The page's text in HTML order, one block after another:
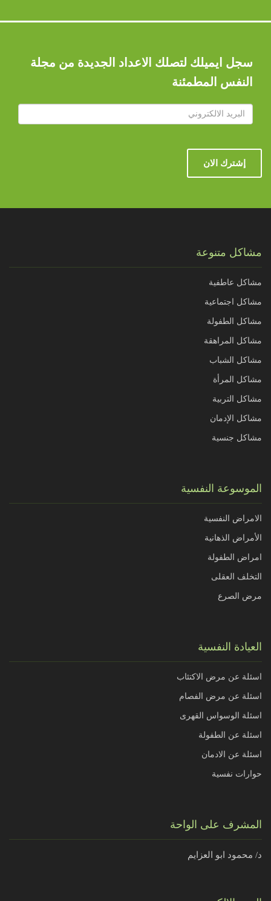
سجل ايميلك لتصلك الاعداد الجديدة من مجلة
النفس المطمئنة
إشترك الان
مشاكل متنوعة
مشاكل عاطفية
مشاكل اجتماعية
مشاكل الطفولة
مشاكل المراهقة
مشاكل الشباب
مشاكل المرأة
مشاكل التربية
مشاكل الإدمان
مشاكل جنسية
الموسوعة النفسية
الامراض النفسية
الأمراض الذهانية
امراض الطفولة
التخلف العقلى
مرض الصرع
العيادة النفسية
اسئلة عن مرض الاكتئاب
اسئلة عن مرض الفصام
اسئلة الوسواس القهرى
اسئلة عن الطفولة
اسئلة عن الادمان
حوارات نفسية
المشرف على الواحة
د/ محمود ابو العزايم